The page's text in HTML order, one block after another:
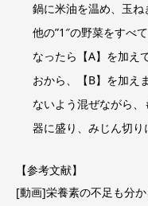
鍋に米油を温め、玉ね
他の”1″の野菜をすべ
なったら【A】を加え
おから、【B】を加え
ないよう混ぜながら、
器に盛り、みじん切り
【参考文献】
[動画]栄養素の不足も分